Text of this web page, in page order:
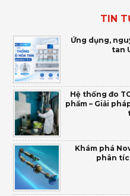
TIN
Ứng dụng,
tan
Hệ thống đo
phẩm – Giải
Khám phá
phân